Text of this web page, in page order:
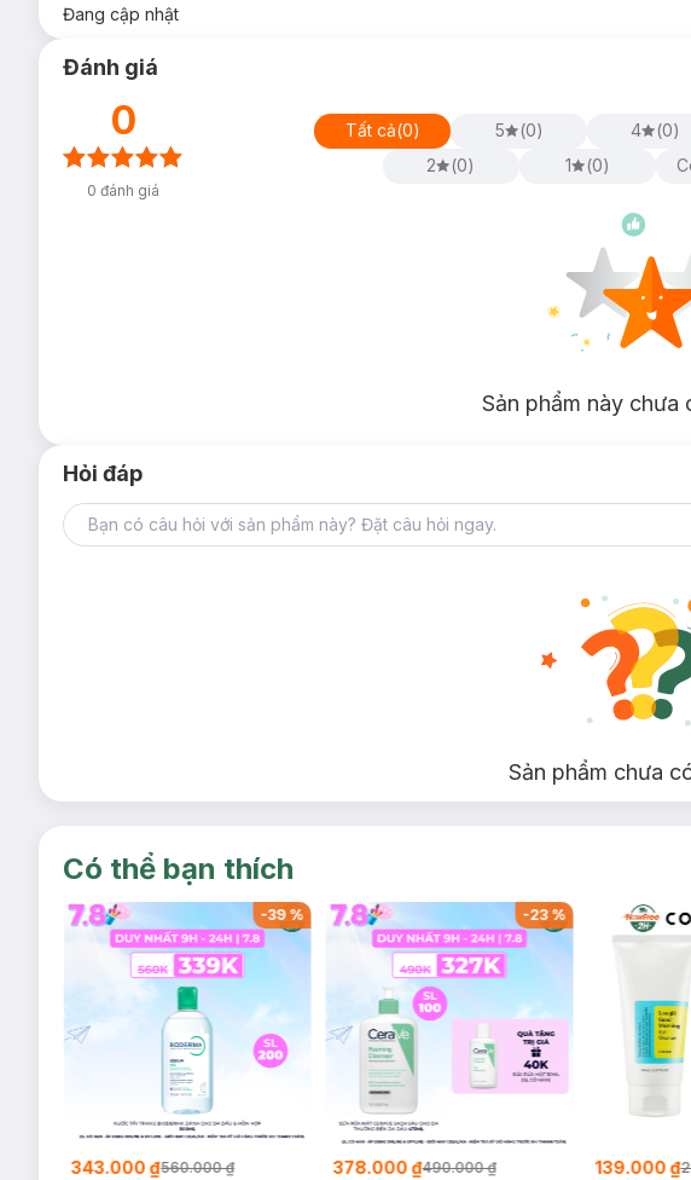
Đang cập nhật
Đánh giá
0
0 đánh giá
Tất cả(0) 5 (0) 4 (0)
2
(0) 1 (0)
Sản phẩm này chưa
Hỏi đáp
Sản phẩm chưa
Có thể bạn thích
-39%
343.000 ₫560.000 ₫
-23%
378.000 ₫490.000 ₫ 139.000 ₫